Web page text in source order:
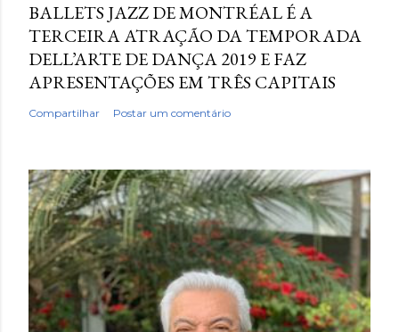
BALLETS JAZZ DE MONTRÉAL É A
TERCEIRA ATRAÇÃO DA TEMPORADA
DELL’ARTE DE DANÇA 2019 E FAZ
APRESENTAÇÕES EM TRÊS CAPITAIS
Compartilhar Postar um comentário